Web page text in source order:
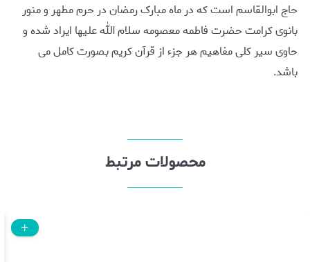
حاج ابوالقاسم است که در ماه مبارک رمضان در حرم مطهر و منور
بانوی کرامت حضرت فاطمه معصومه سلام الله علیها ایراد شده و
حاوی سیر کلی مفاهیم هر جزء از قرآن کریم بصورت کامل می
باشد.
محصولات مرتبط